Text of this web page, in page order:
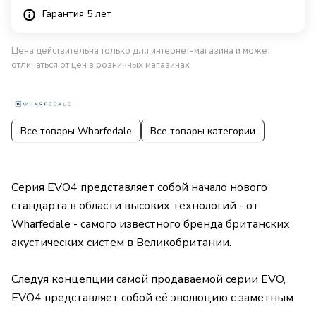
Гарантия 5 лет
Цена действительна только для интернет-магазина и может
отличаться от цен в розничных магазинах
Все товары Wharfedale Все товары категории
Серия EVO4 представляет собой начало нового
стандарта в области высоких технологий - от
Wharfedale - самого известного бренда британских
акустических систем в Великобритании.
Следуя концепции самой продаваемой серии EVO,
EVO4 представляет собой её эволюцию с заметным